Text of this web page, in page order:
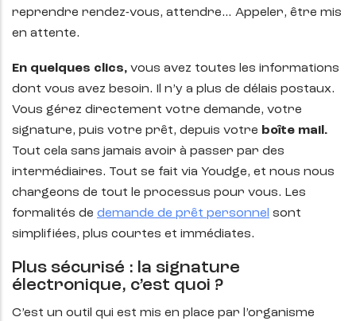
reprendre rendez-vous, attendre… Appeler, être mis
en attente.
En quelques clics, vous avez toutes les informations
dont vous avez besoin. Il n’y a plus de délais postaux.
Vous gérez directement votre demande, votre
signature, puis votre prêt, depuis votre boîte mail.
Tout cela sans jamais avoir à passer par des
intermédiaires. Tout se fait via Youdge, et nous nous
chargeons de tout le processus pour vous. Les
formalités de demande de prêt personnel sont
simplifiées, plus courtes et immédiates.
Plus sécurisé : la signature
électronique, c’est quoi ?
C’est un outil qui est mis en place par l’organisme